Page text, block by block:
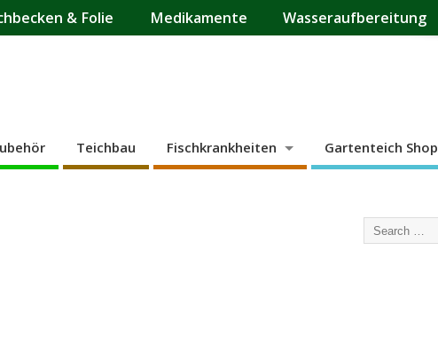
& Folie Medikamente Wasseraufbereitung
Teichbau Fischkrankheiten Gartenteich Shop